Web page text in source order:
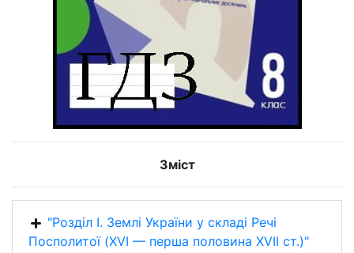
Зміст
"Розділ І. Землі України у складі Речі
Посполитої (XVI — перша половина XVII ст.)"